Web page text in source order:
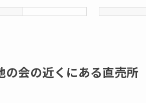
の会の近くにある直売所